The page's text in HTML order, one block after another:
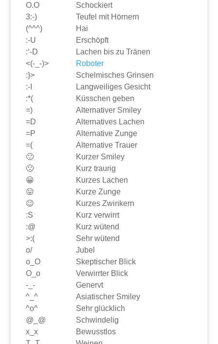
O.O
Schockiert
3:-)
Teufel mit Hörnern
(^^^)
Hai
:-U
Erschöpft
:‘-D
Lachen bis zu Tränen
<(-_-)>
Roboter
:}>
Schelmisches Grinsen
:-I
Langweiliges Gesicht
:*(
Küsschen geben
=)
Alternativer Smiley
=D
Alternatives Lachen
=P
Alternative Zunge
=(
Alternative Trauer
🙂
Kurzer Smiley
🙁
Kurz traurig
😀
Kurzes Lachen
😛
Kurze Zunge
😉
Kurzes Zwinkern
:S
Kurz verwirrt
:@
Kurz wütend
>:(
Sehr wütend
o/
Jubel
o_O
Skeptischer Blick
O_o
Verwirrter Blick
-_-
Genervt
^_^
Asiatischer Smiley
^o^
Sehr glücklich
@_@
Schwindelig
x_x
Bewusstlos